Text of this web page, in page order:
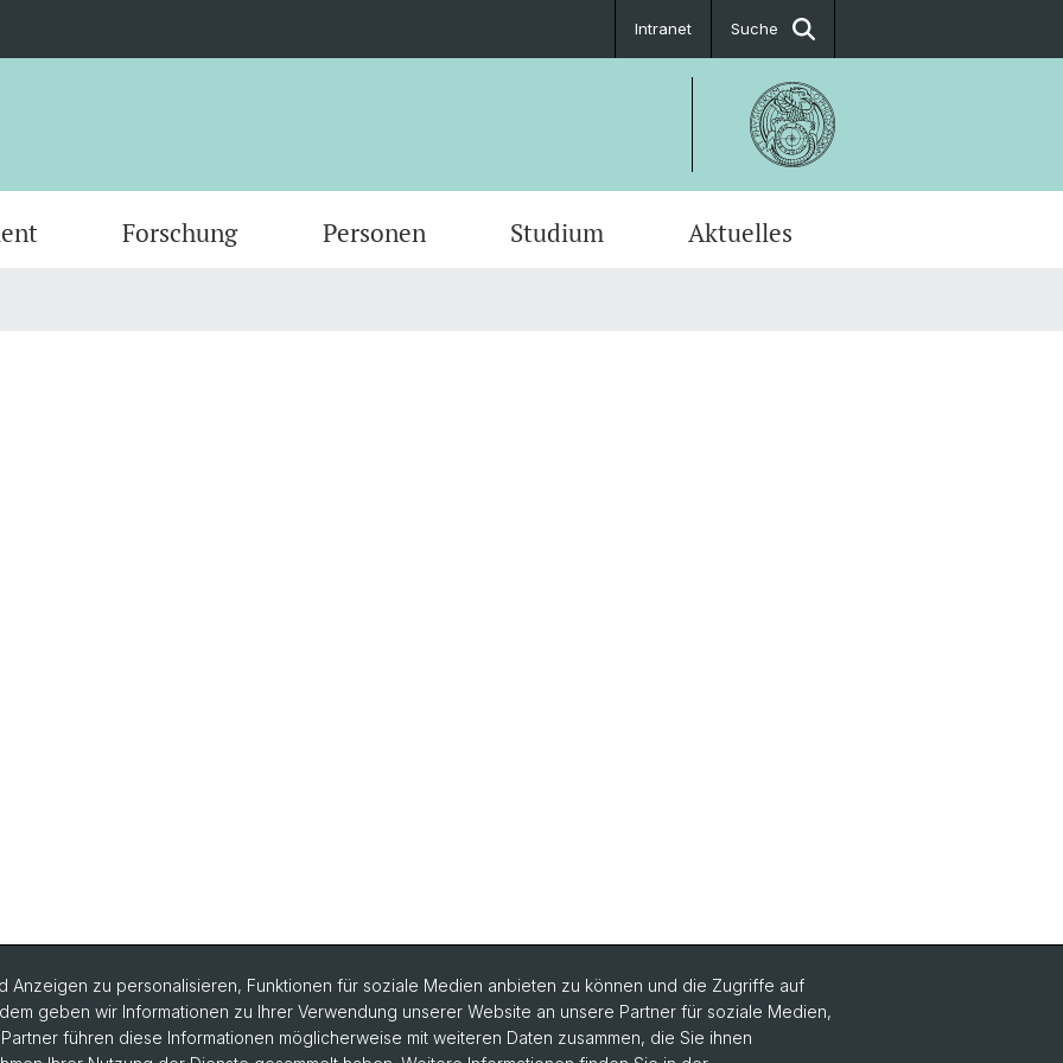
Intranet Suche
Forschung Personen Studium Aktuelles
Social Media
Anzeigen zu personalisieren, Funktionen für soziale Medien anbieten zu können und die Zugriffe auf
geben wir Informationen zu Ihrer Verwendung unserer Website an unsere Partner für soziale Medien,
führen diese Informationen möglicherweise mit weiteren Daten zusammen, die Sie ihnen